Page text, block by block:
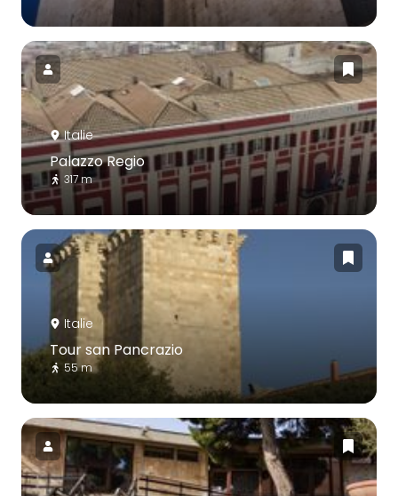
Italie
Palazzo Regio
317 m
Italie
Tour san Pancrazio
55 m